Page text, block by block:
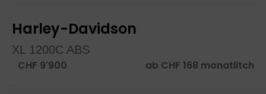
Harley-Davidson
XL 1200C ABS
CHF 9'900 ab CHF 168 monatlitch